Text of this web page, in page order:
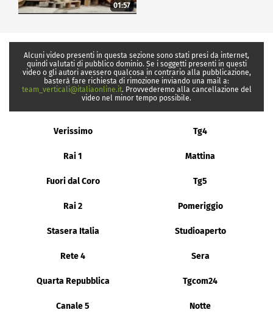
01:57
Alcuni video presenti in questa sezione sono stati presi da internet,
quindi valutati di pubblico dominio. Se i soggetti presenti in questi
video o gli autori avessero qualcosa in contrario alla pubblicazione,
basterà fare richiesta di rimozione inviando una mail a:
team_verticali@italiaonline.it. Provvederemo alla cancellazione del
video nel minor tempo possibile.
Verissimo Tg4
Rai 1 Mattina
Fuori dal Coro Tg5
Rai 2 Pomeriggio
Stasera Italia Studioaperto
Rete 4 Sera
Quarta Repubblica Tgcom24
Canale 5 Notte